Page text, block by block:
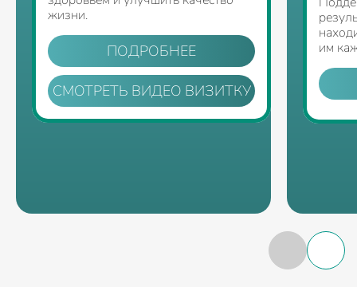
жизни.
ПОДРОБНЕЕ
СМОТРЕТЬ ВИДЕО ВИЗИТКУ
им